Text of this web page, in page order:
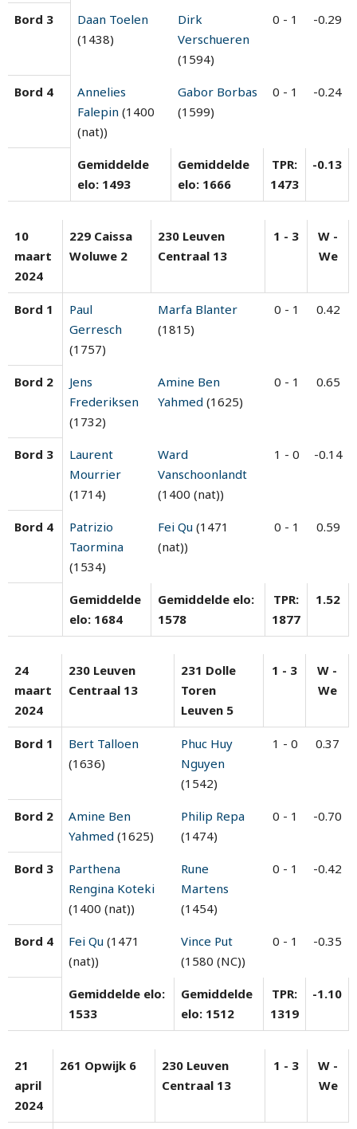
Bord 3
Daan Toelen
(1438)
Dirk
Verschueren
(1594)
0 - 1 -0.29
Bord 4
Annelies
Falepin (1400
(nat))
Gabor Borbas
(1599)
0 - 1 -0.24
Gemiddelde
elo: 1493
Gemiddelde
elo: 1666
TPR:
1473
-0.13
10
maart
2024
229 Caissa
Woluwe 2
230 Leuven
Centraal 13
1 - 3
W -
We
Bord 1
Paul
Gerresch
(1757)
Marfa Blanter
(1815)
0 - 1 0.42
Bord 2
Jens
Frederiksen
(1732)
Amine Ben
Yahmed (1625)
0 - 1 0.65
Bord 3
Laurent
Mourrier
(1714)
Ward
Vanschoonlandt
(1400 (nat))
1 - 0 -0.14
Bord 4
Patrizio
Taormina
(1534)
Fei Qu (1471
(nat))
0 - 1 0.59
Gemiddelde
elo: 1684
Gemiddelde elo:
1578
TPR:
1877
1.52
24
maart
2024
230 Leuven
Centraal 13
231 Dolle
Toren
Leuven 5
1 - 3
W -
We
Bord 1
Bert Talloen
(1636)
Phuc Huy
Nguyen
(1542)
1 - 0 0.37
Bord 2
Amine Ben
Yahmed (1625)
Philip Repa
(1474)
0 - 1 -0.70
Bord 3
Parthena
Rengina Koteki
(1400 (nat))
Rune
Martens
(1454)
0 - 1 -0.42
Bord 4 Fei Qu (1471
(nat))
Vince Put
(1580 (NC))
0 - 1 -0.35
Gemiddelde elo:
1533
Gemiddelde
elo: 1512
TPR:
1319
-1.10
21
april
2024
261 Opwijk 6
230 Leuven
Centraal 13
1 - 3
W -
We